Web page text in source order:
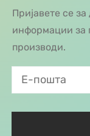
Пријавете се
информации за
производи.